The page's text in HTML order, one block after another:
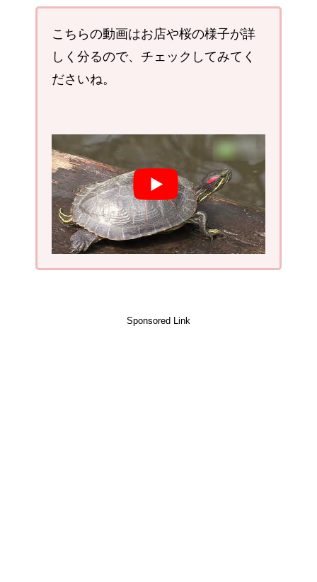
こちらの動画はお店や桜の様子が詳
しく分るので、チェックしてみてく
ださいね。
Sponsored Link